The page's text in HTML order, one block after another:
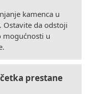
kamenca u
da odstoji
mogućnosti u
prestane